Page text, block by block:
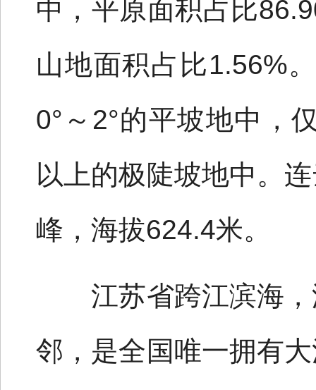
中，平原面积占比
山地面积占比1.56%
0°～2°的平坡地中，
以上的极陡坡地中。
峰，海拔624.4米。
江苏省跨江滨海，
邻，是全国唯一拥有